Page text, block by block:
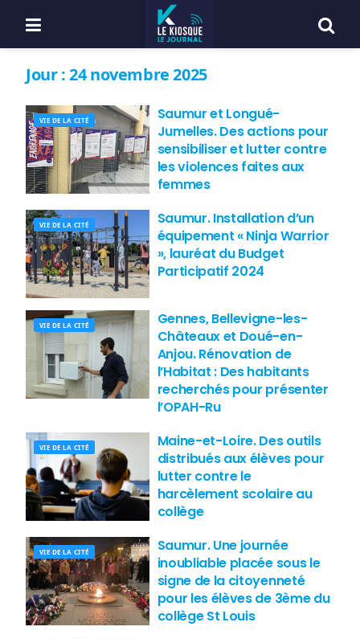
Jour :24 novembre 2025
VIE DE LA CITÉ
Saumur et Longué-
Jumelles. Des actions pour
sensibiliser et lutter contre
les violences faites aux
femmes
VIE DE LA CITÉ
Saumur. Installation d’un
équipement « Ninja Warrior
», lauréat du Budget
Participatif 2024
VIE DE LA CITÉ
Gennes, Bellevigne-les-
Châteaux et Doué-en-
Anjou. Rénovation de
l’Habitat : Des habitants
recherchés pour présenter
l’OPAH-Ru
VIE DE LA CITÉ
Maine-et-Loire. Des outils
distribués aux élèves pour
lutter contre le
harcèlement scolaire au
collège
VIE DE LA CITÉ
Saumur. Une journée
inoubliable placée sous le
signe de la citoyenneté
pour les élèves de 3ème du
collège St Louis